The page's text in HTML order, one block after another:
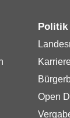
Politik
Open